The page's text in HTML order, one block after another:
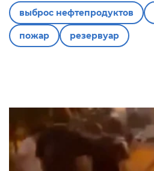
выброс нефтепродуктов
пожар резервуар